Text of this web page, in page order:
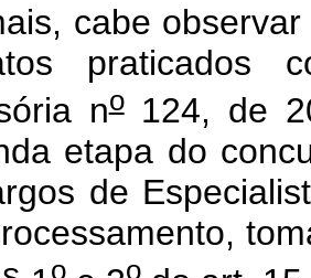
cabe
praticados
no124, de
etapa do
de
o o